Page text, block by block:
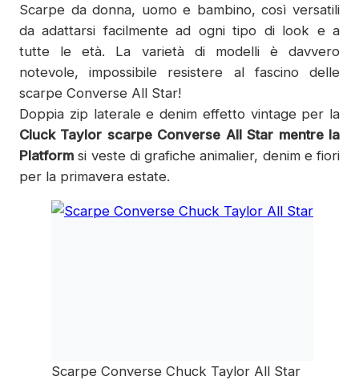
Scarpe da donna, uomo e bambino, così versatili
da adattarsi facilmente ad ogni tipo di look e a
tutte le età. La varietà di modelli è davvero
notevole, impossibile resistere al fascino delle
scarpe Converse All Star!
Doppia zip laterale e denim effetto vintage per la
Cluck Taylor scarpe Converse All Star mentre la
Platform si veste di grafiche animalier, denim e fiori
per la primavera estate.
Scarpe Converse Chuck Taylor All Star